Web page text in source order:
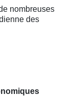
nombreuses
des